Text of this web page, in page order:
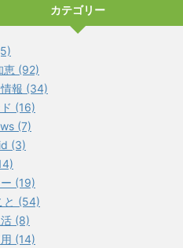
カテゴリー
恵 (92)
報 (34)
(16)
(7)
(3)
(19)
と (54)
(8)
(14)